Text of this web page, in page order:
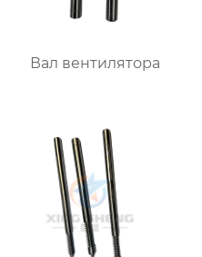
Вал вентилятора